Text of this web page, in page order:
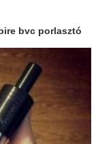
bvc porlasztó